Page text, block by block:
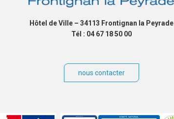
Hôtel de Ville – 34113 Frontignan la Peyrade
Tél : 04 67 18 50 00
nous contacter